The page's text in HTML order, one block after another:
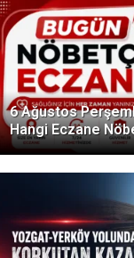
6 Ağustos
Hangi Eczane